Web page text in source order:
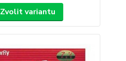
Zvolit variantu